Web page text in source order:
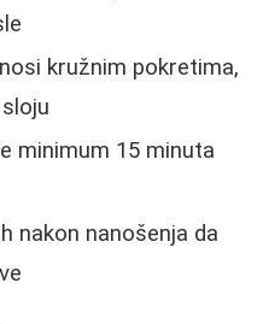
kružnim pokretima,
minimum 15 minuta
nakon nanošenja da